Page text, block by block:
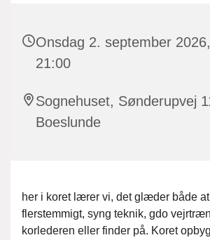
Onsdag 2. september
21:00
Sognehuset, Sønderupvej
Boeslunde
her i koret lærer vi, det glæder både
flerstemmigt, syng teknik, gdo
korlederen eller finder på. Koret